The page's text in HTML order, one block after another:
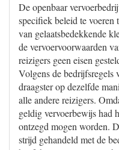
De openbaar
specifiek beleid te voeren
van gelaatsbedekkende
de vervoervoorwaarden
reizigers geen eisen
Volgens de bedrijfsregels
draagster op dezelfde
alle andere reizigers.
geldig vervoerbewijs had
ontzegd mogen worden.
strijd gehandeld met de